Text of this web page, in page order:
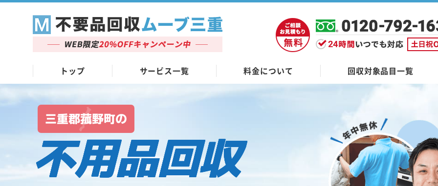
トップ サービス一覧 料金について 回収対象品目一覧
三重郡菰野町の
不用品回収